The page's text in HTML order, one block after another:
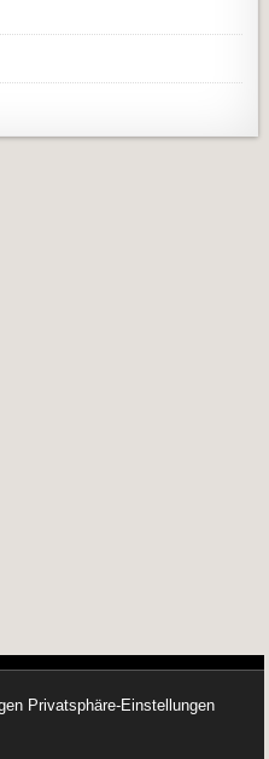
Privatsphäre-Einstellungen